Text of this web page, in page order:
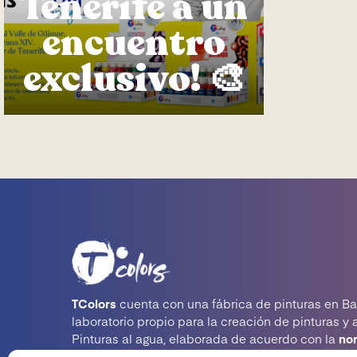
encuentro
exclusivo! 🎨
TColors cuenta con una fábrica de pinturas en
laboratorio propio para la creación de pinturas y
Pinturas al agua, elaborada de acuerdo con la